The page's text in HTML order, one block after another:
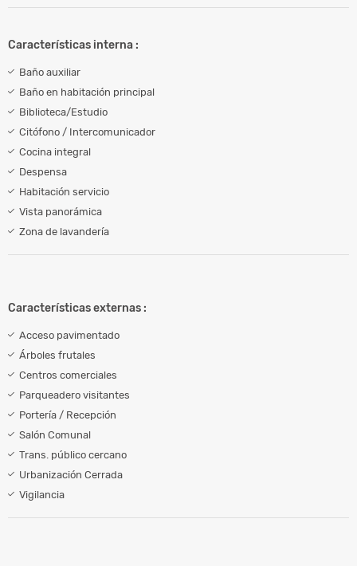
Características interna :
Baño auxiliar
Baño en habitación principal
Biblioteca/Estudio
Citófono / Intercomunicador
Cocina integral
Despensa
Habitación servicio
Vista panorámica
Zona de lavandería
Características externas :
Acceso pavimentado
Árboles frutales
Centros comerciales
Parqueadero visitantes
Portería / Recepción
Salón Comunal
Trans. público cercano
Urbanización Cerrada
Vigilancia